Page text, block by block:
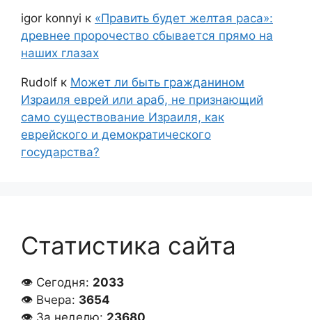
igor konnyi к «Править будет желтая раса»:
древнее пророчество сбывается прямо на
наших глазах
Rudolf к Может ли быть гражданином
Израиля еврей или араб, не признающий
само существование Израиля, как
еврейского и демократического
государства?
Статистика сайта
👁 Сегодня: 2033
👁 Вчера: 3654